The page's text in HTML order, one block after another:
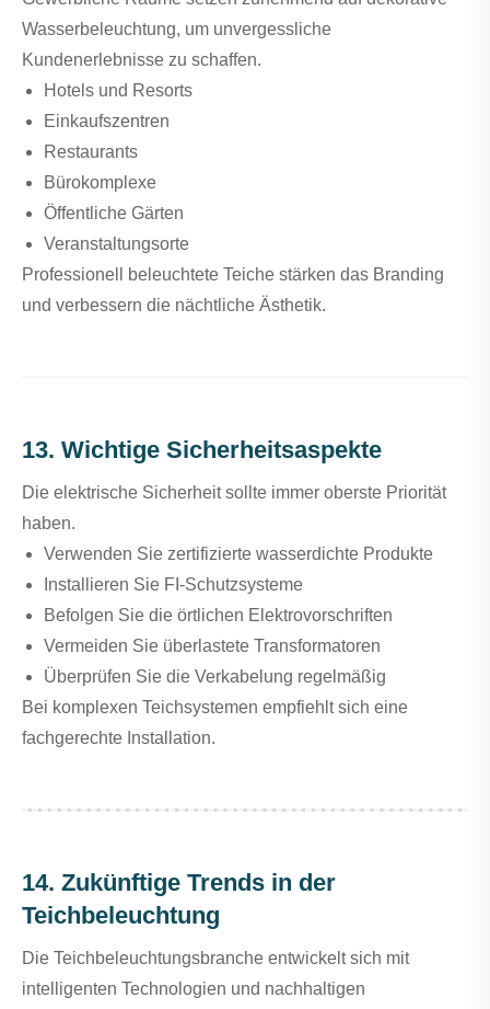
Wasserbeleuchtung, um unvergessliche
Kundenerlebnisse zu schaffen.
Hotels und Resorts
Einkaufszentren
Restaurants
Bürokomplexe
Öffentliche Gärten
Veranstaltungsorte
Professionell beleuchtete Teiche stärken das Branding
und verbessern die nächtliche Ästhetik.
13. Wichtige Sicherheitsaspekte
Die elektrische Sicherheit sollte immer oberste Priorität
haben.
Verwenden Sie zertifizierte wasserdichte Produkte
Installieren Sie FI-Schutzsysteme
Befolgen Sie die örtlichen Elektrovorschriften
Vermeiden Sie überlastete Transformatoren
Überprüfen Sie die Verkabelung regelmäßig
Bei komplexen Teichsystemen empfiehlt sich eine
fachgerechte Installation.
14. Zukünftige Trends in der
Teichbeleuchtung
Die Teichbeleuchtungsbranche entwickelt sich mit
intelligenten Technologien und nachhaltigen